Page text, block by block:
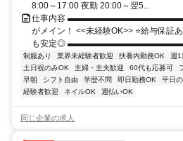
8:00～17:00 夜勤 20:00～翌5...
仕事内容
がメイン！ <<未経験OK>> ⭐給与保証
も安定◎
制服あり 業界未経験者歓迎 扶養内勤務OK 週1
土日祝のみOK
主婦・主夫歓迎 60代も応募可
早朝
シフト自由 学歴不問 即日勤務OK 平日
経験者歓迎
ネイルOK 週払いOK
同じ企業の求人